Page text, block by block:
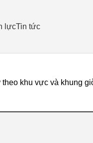
lựcTin tức
khu vực và khung